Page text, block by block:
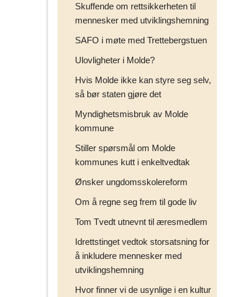
Skuffende om rettsikkerheten til
mennesker med utviklingshemning
SAFO i møte med Trettebergstuen
Ulovligheter i Molde?
Hvis Molde ikke kan styre seg selv,
så bør staten gjøre det
Myndighetsmisbruk av Molde
kommune
Stiller spørsmål om Molde
kommunes kutt i enkeltvedtak
Ønsker ungdomsskolereform
Om å regne seg frem til gode liv
Tom Tvedt utnevnt til æresmedlem
Idrettstinget vedtok storsatsning for
å inkludere mennesker med
utviklingshemning
Hvor finner vi de usynlige i en kultur